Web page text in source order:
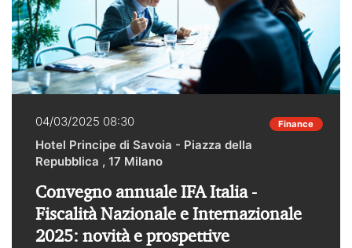
04/03/2025 08:30 Finance
Hotel Principe di Savoia - Piazza della
Repubblica , 17 Milano
Convegno annuale IFA Italia -
Fiscalità Nazionale e Internazionale
2025: novità e prospettive